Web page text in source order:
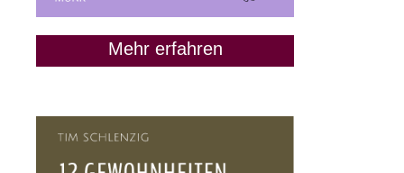
Mehr erfahren